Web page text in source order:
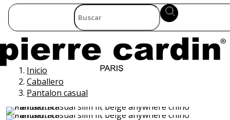
Inicio
Caballero
Pantalon casual